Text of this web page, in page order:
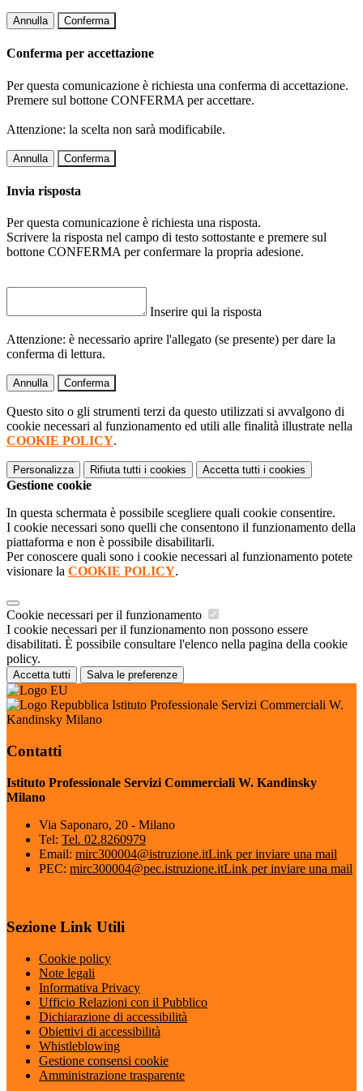
Annulla Conferma
Conferma per accettazione
Per questa comunicazione è richiesta una conferma di accettazione.
Premere sul bottone CONFERMA per accettare.
Attenzione: la scelta non sarà modificabile.
Annulla Conferma
Invia risposta
Per questa comunicazione è richiesta una risposta.
Scrivere la risposta nel campo di testo sottostante e premere sul
bottone CONFERMA per confermare la propria adesione.
Inserire qui la risposta
Attenzione: è necessario aprire l'allegato (se presente) per dare la
conferma di lettura.
Annulla Conferma
Questo sito o gli strumenti terzi da questo utilizzati si avvalgono di
cookie necessari al funzionamento ed utili alle finalità illustrate nella
COOKIE POLICY.
Personalizza Rifiuta tutti i cookies Accetta tutti i cookies
Gestione cookie
In questa schermata è possibile scegliere quali cookie consentire.
I cookie necessari sono quelli che consentono il funzionamento della
piattaforma e non è possibile disabilitarli.
Per conoscere quali sono i cookie necessari al funzionamento potete
visionare la COOKIE POLICY.
Cookie necessari per il funzionamento
I cookie necessari per il funzionamento non possono essere
disabilitati. È possibile consultare l'elenco nella pagina della cookie
policy.
Accetta tutti Salva le preferenze
Istituto Professionale Servizi Commerciali W.
Kandinsky Milano
Contatti
Istituto Professionale Servizi Commerciali W. Kandinsky
Milano
Via Saponaro, 20 - Milano
Tel: Tel. 02.8260979
Email: mirc300004@istruzione.itLink per inviare una mail
PEC: mirc300004@pec.istruzione.itLink per inviare una mail
Sezione Link Utili
Cookie policy
Note legali
Informativa Privacy
Ufficio Relazioni con il Pubblico
Dichiarazione di accessibilità
Obiettivi di accessibilità
Whistleblowing
Gestione consensi cookie
Amministrazione trasparente